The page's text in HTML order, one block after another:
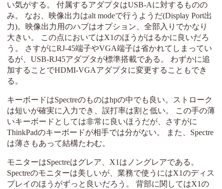
い気がする。 付属するアダプタはUSB-Aに対するものの
み。 なお、映像出力はalt modeで行うようだ(Display Port出
力)。映像出力用のハブはオプション、全部入りでかなり
大きい。 この点においてはX1のほうがはるかに良いだろ
う。 さすがにRJ-45端子やVGA端子は省かれてしまってい
るが、USB-RJ45アダプタが標準搭載である。 わずかに追
加することでHDMI-VGAアダプタに変更することもでき
る。
キーボードはSpectreのものはhpの中でも良い。ストローク
は短いが確実に入力でき、誤打率は割と低い。 この手の薄
いキーボードとしては非常に良いほうだが、さすがに
ThinkPadのキーボードが相手では分がない。 また、Spectre
は薄さもあって結構たわむ。
モニターはSpectreはグレア、X1はノングレアである。
Spectreのモニターは美しいが、業務で使うにはX1のディス
プレイのほうがずっと良いだろう。 背部に関してはX1の